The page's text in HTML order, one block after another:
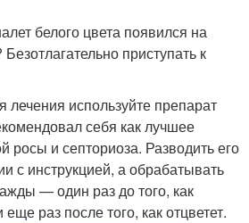
белого цвета появился на
приступать к
используйте препарат
себя как лучшее
росы и септориоза. Разводить его
с инструкцией, а обрабатывать
— один раз до того, как
раз после того, как отцветет.